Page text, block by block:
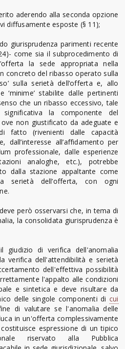
aderendo alla seconda opzione
diffusamente esposte (§ 11);
giurisprudenza parimenti recente
come sia il subprocedimento di
la sede appropriata nella
concreto del ribasso operato sulla
sulla serietà dell’offerta e, allo
stabilite dalle pertinenti
che un ribasso eccessivo, tale
la componente del
ove non giustificato da adeguate e
fatto (rivenienti dalle capacità
dall’interesse all’affidamento per
professionale, dalle esperienze
analoghe, etc.), potrebbe
dalla stazione appaltante come
serietà dell’offerta, con ogni
però osservarsi che, in tema di
la consolidata giurisprudenza è
giudizio di verifica dell'anomalia
verifica dell'attendibilità e serietà
dell'effettiva possibilità
l'appalto alle condizioni
e sintetica e deve risultare da
delle singole componenti di cui
di valutare se l'anomalia delle
in un'offerta complessivamente
espressione di un tipico
riservato alla Pubblica